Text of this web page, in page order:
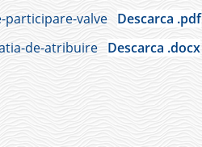
participare-valve Descarca .pdf
de-atribuire Descarca .docx